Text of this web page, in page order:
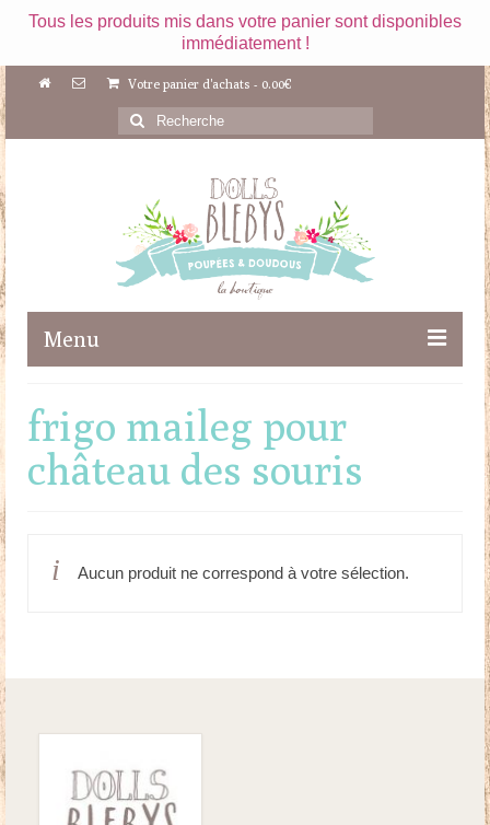
Tous les produits mis dans votre panier sont disponibles
immédiatement !
Votre panier d'achats - 0.00€
Rechercher
:
Menu
Maileg
Poupées
Mobilier & Accessoires
frigo maileg pour
château des souris
Aucun produit ne correspond à votre sélection.